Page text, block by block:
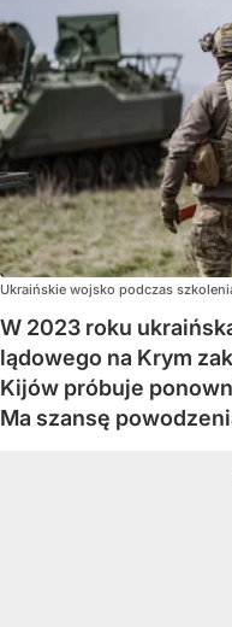
Ukraińskie wojsko podczas
W 2023 roku
lądowego na Krym
Kijów próbuje
Ma szansę